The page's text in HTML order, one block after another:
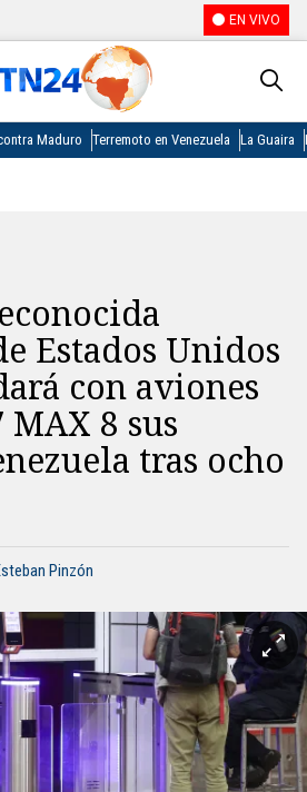
EN VIVO
Maduro Terremoto en Venezuela La Guaira
Estados Unidos
con aviones
8 sus
tras ocho
Pinzón